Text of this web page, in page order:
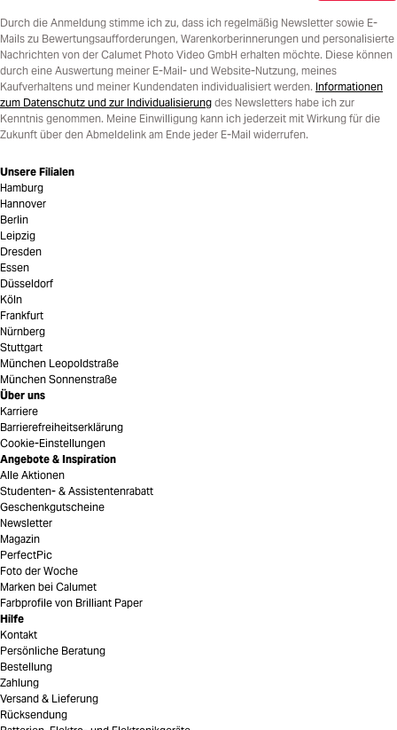
Durch die Anmeldung stimme ich zu, dass ich regelmäßig Newsletter sowie E-
Mails zu Bewertungsaufforderungen, Warenkorberinnerungen und personalisierte
Nachrichten von der Calumet Photo Video GmbH erhalten möchte. Diese können
durch eine Auswertung meiner E-Mail- und Website-Nutzung, meines
Kaufverhaltens und meiner Kundendaten individualisiert werden. Informationen
zum Datenschutz und zur Individualisierung des Newsletters habe ich zur
Kenntnis genommen. Meine Einwilligung kann ich jederzeit mit Wirkung für die
Zukunft über den Abmeldelink am Ende jeder E-Mail widerrufen.
Unsere Filialen
Hamburg
Hannover
Berlin
Leipzig
Dresden
Essen
Düsseldorf
Köln
Frankfurt
Nürnberg
Stuttgart
München Leopoldstraße
München Sonnenstraße
Über uns
Karriere
Barrierefreiheitserklärung
Cookie-Einstellungen
Angebote & Inspiration
Alle Aktionen
Studenten- & Assistentenrabatt
Geschenkgutscheine
Newsletter
Magazin
PerfectPic
Foto der Woche
Marken bei Calumet
Farbprofile von Brilliant Paper
Hilfe
Kontakt
Persönliche Beratung
Bestellung
Zahlung
Versand & Lieferung
Rücksendung